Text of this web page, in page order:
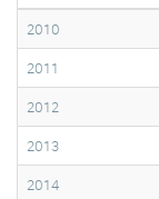
2010
2011
2012
2013
2014